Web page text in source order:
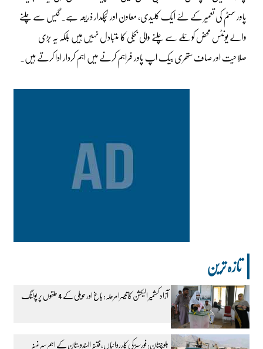
پاور سسٹم کی تعمیر کے لئے ایک کلیدی، معاون اور لچکدار ذریعہ ہے۔ گیس سے چلنے
والے یونٹس محض کوئلے سے چلنے والی بجلی کا متبادل نہیں ہیں بلکہ یہ بڑی
صلاحیت اور صاف ستھری بیک اپ پاور فراہم کرنے میں اہم کردار ادا کرتے ہیں۔
تازہ ترین
آزاد کشمیر الیکشن کا تیسرا مرحلہ: باغ اور حویلی کے 4 حلقوں پر پولنگ
بلوچستان: فورسز کی کارروائیاں، فتنہ الہندوستان کے اہم سرغنہ